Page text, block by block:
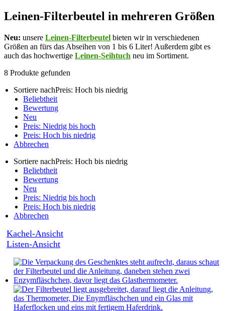
Leinen-Filterbeutel in mehreren Größen
Neu: unsere Leinen-Filterbeutel bieten wir in verschiedenen
Größen an fürs das Abseihen von 1 bis 6 Liter! Außerdem gibt es
auch das hochwertige Leinen-Seihtuch neu im Sortiment.
8 Produkte gefunden
Sortiere nachPreis: Hoch bis niedrig
Beliebtheit
Bewertung
Neu
Preis: Niedrig bis hoch
Preis: Hoch bis niedrig
Abbrechen
Sortiere nachPreis: Hoch bis niedrig
Beliebtheit
Bewertung
Neu
Preis: Niedrig bis hoch
Preis: Hoch bis niedrig
Abbrechen